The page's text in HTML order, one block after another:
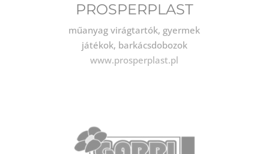
PROSPERPLAST
műanyag virágtartók, gyermek
játékok, barkácsdobozok
www.prosperplast.pl